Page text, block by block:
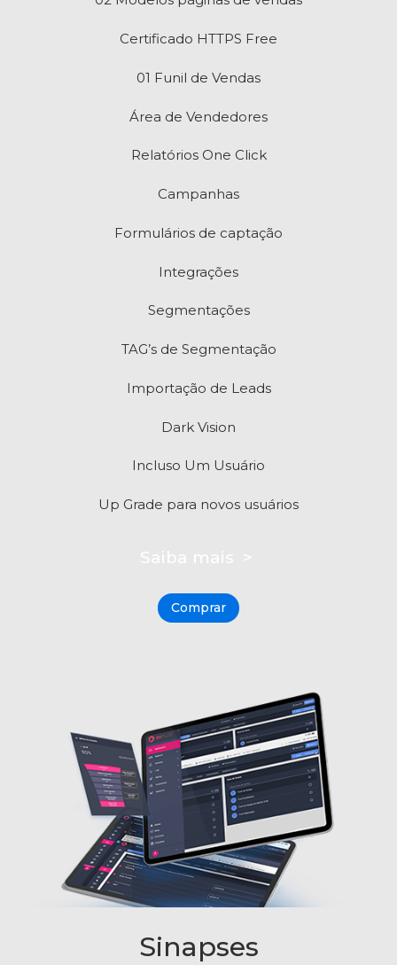
Certificado HTTPS Free
01 Funil de Vendas
Área de Vendedores
Relatórios One Click
Campanhas
Formulários de captação
Integrações
Segmentações
TAG’s de Segmentação
Importação de Leads
Dark Vision
Incluso Um Usuário
Up Grade para novos usuários
Comprar
Sinapses